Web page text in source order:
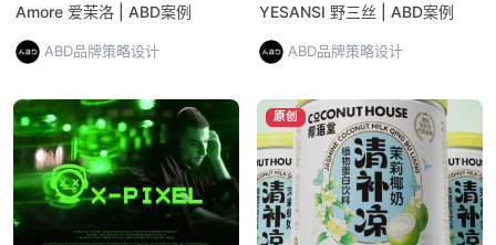
Amore 爱茉洛 | ABD案例
ABD品牌策略设计
YESANSI 野三丝 | ABD案例
ABD品牌策略设计
原创